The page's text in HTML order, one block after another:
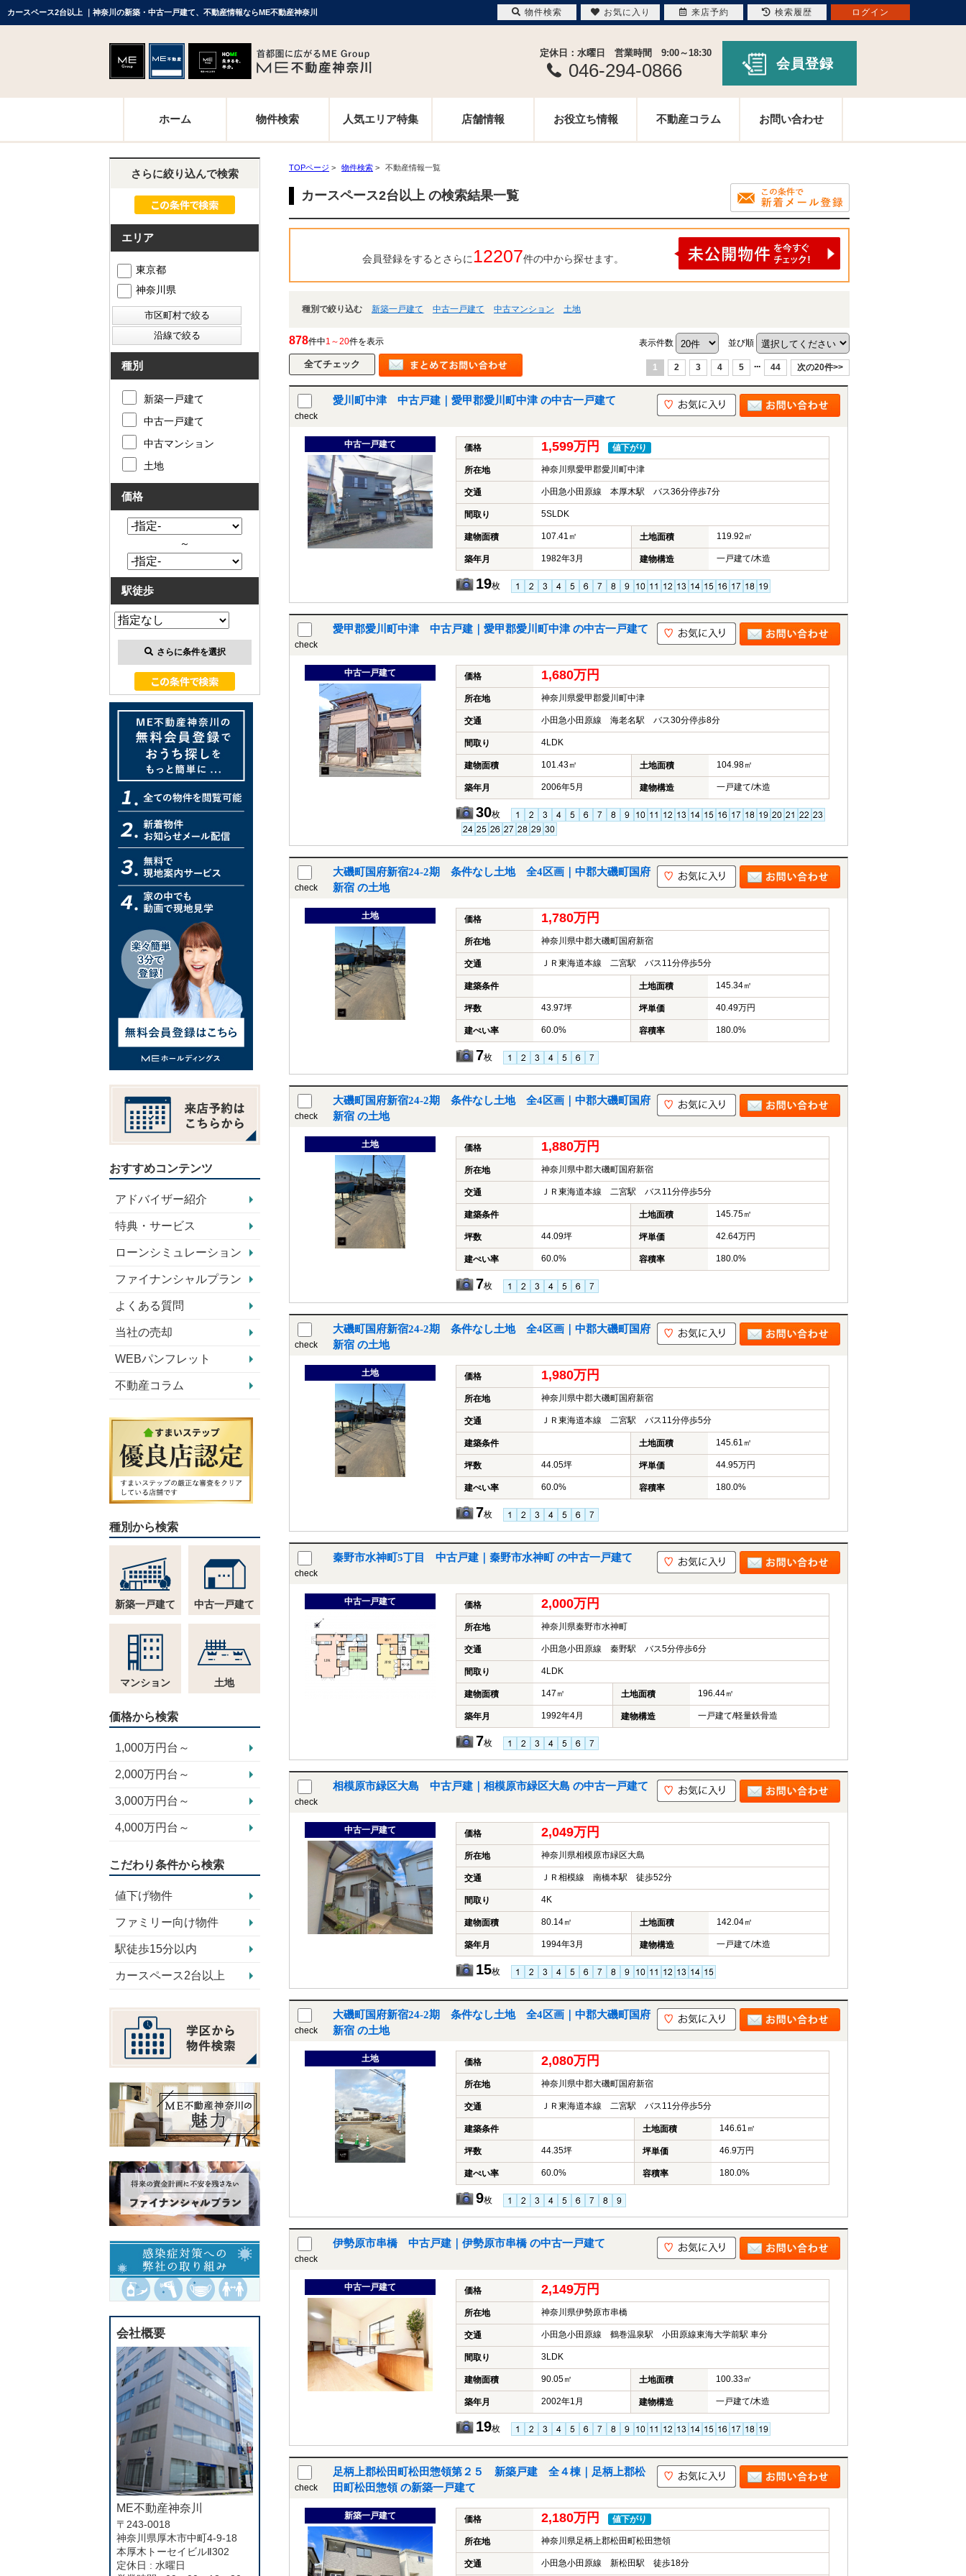
カースペース2台以上 ｜神奈川の新築・中古一戸建て、不動産情報ならME不動産神奈川
定休日：水曜日 営業時間 9:00～18:30
046-294-0866 会員登録
ホーム 物件検索 人気エリア特集 店舗情報 お役立ち情報 不動産コラム お問い合わせ
TOPページ > 物件検索 > 不動産情報一覧
カースペース2台以上 の検索結果一覧
会員登録をするとさらに 12207件の中から探せます。
種別で絞り込む 新築一戸建て 中古一戸建て 中古マンション 土地
878件中1～20件を表示 表示件数 並び順
1 2 3 4 5 ... 44 次の20件>>
check
愛川町中津 中古戸建｜愛甲郡愛川町中津 の中古一戸建て
中古一戸建て 価格 1,599万円 値下がり
所在地 神奈川県愛甲郡愛川町中津
交通 小田急小田原線 本厚木駅 バス36分停歩7分
間取り 5SLDK
建物面積 107.41㎡ 土地面積 119.92㎡
築年月 1982年3月 建物構造 一戸建て/木造
19枚
check
愛甲郡愛川町中津 中古戸建｜愛甲郡愛川町中津 の中古一戸建て
中古一戸建て 価格 1,680万円
所在地 神奈川県愛甲郡愛川町中津
交通 小田急小田原線 海老名駅 バス30分停歩8分
間取り 4LDK
建物面積 101.43㎡ 土地面積 104.98㎡
築年月 2006年5月 建物構造 一戸建て/木造
30枚
check
大磯町国府新宿24-2期 条件なし土地 全4区画｜中郡大磯町国府
新宿 の土地
土地 価格 1,780万円
所在地 神奈川県中郡大磯町国府新宿
交通 ＪＲ東海道本線 二宮駅 バス11分停歩5分
建築条件 土地面積 145.34㎡
坪数 43.97坪 坪単価 40.49万円
建ぺい率 60.0% 容積率 180.0%
7枚
check
大磯町国府新宿24-2期 条件なし土地 全4区画｜中郡大磯町国府
新宿 の土地
土地 価格 1,880万円
所在地 神奈川県中郡大磯町国府新宿
交通 ＪＲ東海道本線 二宮駅 バス11分停歩5分
建築条件 土地面積 145.75㎡
坪数 44.09坪 坪単価 42.64万円
建ぺい率 60.0% 容積率 180.0%
7枚
check
大磯町国府新宿24-2期 条件なし土地 全4区画｜中郡大磯町国府
新宿 の土地
土地 価格 1,980万円
所在地 神奈川県中郡大磯町国府新宿
交通 ＪＲ東海道本線 二宮駅 バス11分停歩5分
建築条件 土地面積 145.61㎡
坪数 44.05坪 坪単価 44.95万円
建ぺい率 60.0% 容積率 180.0%
7枚
check
秦野市水神町5丁目 中古戸建｜秦野市水神町 の中古一戸建て
中古一戸建て 価格 2,000万円
所在地 神奈川県秦野市水神町
交通 小田急小田原線 秦野駅 バス5分停歩6分
間取り 4LDK
建物面積 147㎡ 土地面積 196.44㎡
築年月 1992年4月 建物構造 一戸建て/軽量鉄骨造
7枚
check
相模原市緑区大島 中古戸建｜相模原市緑区大島 の中古一戸建て
中古一戸建て 価格 2,049万円
所在地 神奈川県相模原市緑区大島
交通 ＪＲ相模線 南橋本駅 徒歩52分
間取り 4K
建物面積 80.14㎡ 土地面積 142.04㎡
築年月 1994年3月 建物構造 一戸建て/木造
15枚
check
大磯町国府新宿24-2期 条件なし土地 全4区画｜中郡大磯町国府
新宿 の土地
土地 価格 2,080万円
所在地 神奈川県中郡大磯町国府新宿
交通 ＪＲ東海道本線 二宮駅 バス11分停歩5分
建築条件 土地面積 146.61㎡
坪数 44.35坪 坪単価 46.9万円
建ぺい率 60.0% 容積率 180.0%
9枚
check
伊勢原市串橋 中古戸建｜伊勢原市串橋 の中古一戸建て
中古一戸建て 価格 2,149万円
所在地 神奈川県伊勢原市串橋
交通 小田急小田原線 鶴巻温泉駅 小田原線東海大学前駅 車分
間取り 3LDK
建物面積 90.05㎡ 土地面積 100.33㎡
築年月 2002年1月 建物構造 一戸建て/木造
19枚
check
足柄上郡松田町松田惣領第２５ 新築戸建 全４棟｜足柄上郡松
田町松田惣領 の新築一戸建て
新築一戸建て 価格 2,180万円 値下がり
所在地 神奈川県足柄上郡松田町松田惣領
交通 小田急小田原線 新松田駅 徒歩18分
さらに絞り込んで検索
エリア
東京都
神奈川県
種別
新築一戸建て
中古一戸建て
中古マンション
土地
価格
～
駅徒歩
さらに条件を選択
おすすめコンテンツ
アドバイザー紹介
特典・サービス
ローンシミュレーション
ファイナンシャルプラン
よくある質問
当社の売却
WEBパンフレット
不動産コラム
種別から検索
新築一戸建て 中古一戸建て
マンション 土地
価格から検索
1,000万円台～
2,000万円台～
3,000万円台～
4,000万円台～
こだわり条件から検索
値下げ物件
ファミリー向け物件
駅徒歩15分以内
カースペース2台以上
会社概要
ME不動産神奈川
〒243-0018
神奈川県厚木市中町4-9-18
本厚木トーセイビルⅡ302
定休日 : 水曜日
物件検索 お気に入り 来店予約 検索履歴 ログイン